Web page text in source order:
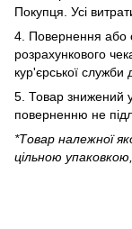
Покупця. Усі
4. Повернення або
розрахункового
кур'єрської служби
5. Товар знижений
поверненню не
*Товар належної
цільною